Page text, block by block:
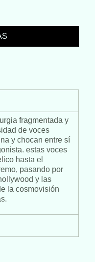
fragmentada y
de voces
y chocan entre sí
estas voces
hasta el
pasando por
y las
la cosmovisión